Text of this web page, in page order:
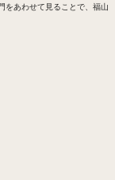
をあわせて見ることで、福山